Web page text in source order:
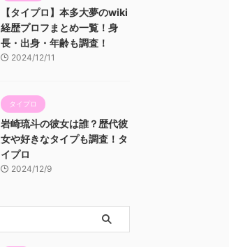
【タイプロ】本多大夢のwiki
経歴プロフまとめ一覧！身
長・出身・年齢も調査！
2024/12/11
タイプロ
岩崎琉斗の彼女は誰？歴代彼
女や好きなタイプも調査！タ
イプロ
2024/12/9